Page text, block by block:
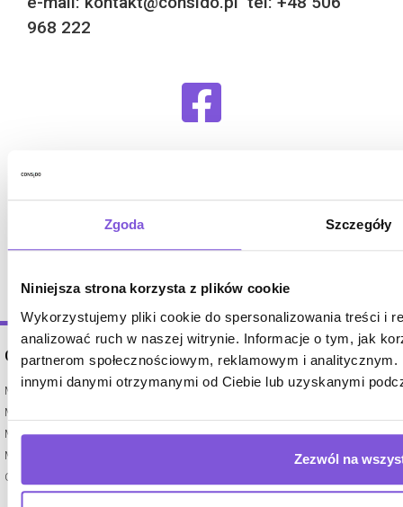
Zgoda Szczegóły
Niniejsza strona korzysta z plików cookie
Wykorzystujemy pliki cookie do spersonalizowania treści i
analizować ruch w naszej witrynie. Informacje o tym, jak
partnerom społecznościowym, reklamowym i
innymi danymi otrzymanymi od Ciebie lub uzyskanymi
Zezwól na
968 222
OFERTA
Meble Call Center
Meble pracownicze
Meble konferencyjne
Meble gabinetowe
Oferta dedykowana
WYPOSAŻENIE
Budki telefoniczne do biur